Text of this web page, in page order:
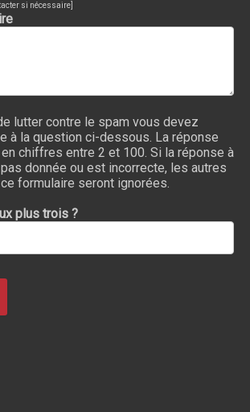
si nécessaire]
lutter contre le spam vous devez
à la question ci-dessous. La réponse
chiffres entre 2 et 100. Si la réponse à
donnée ou est incorrecte, les autres
formulaire seront ignorées.
plus trois ?